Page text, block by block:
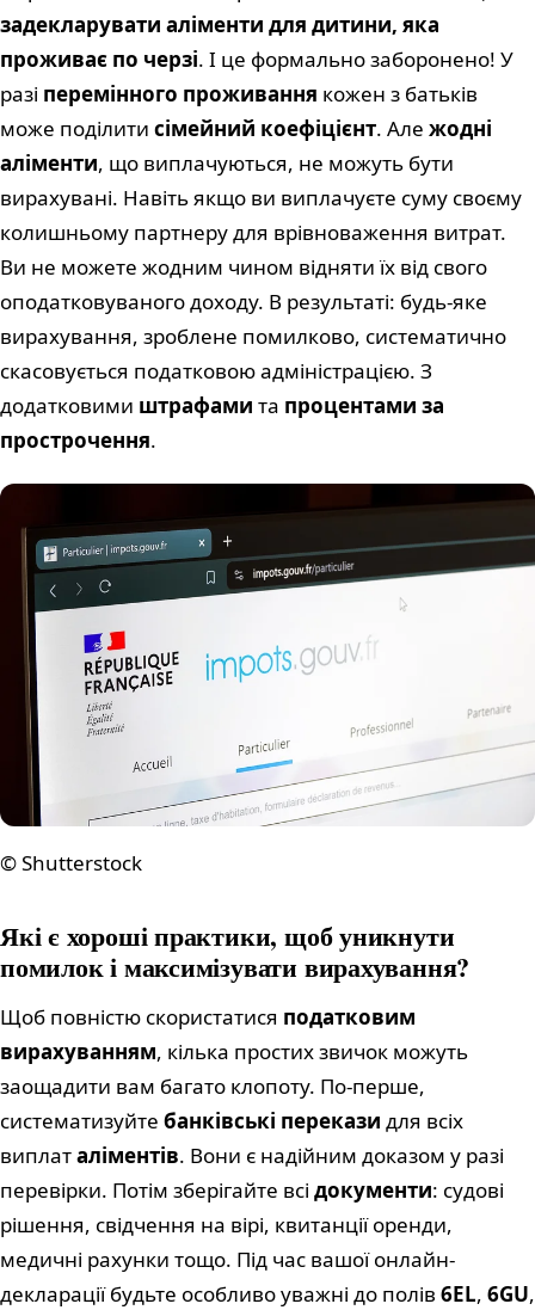
задекларувати аліменти для дитини, яка
проживає по черзі. І це формально заборонено! У
разі перемінного проживання кожен з батьків
може поділити сімейний коефіцієнт. Але жодні
аліменти, що виплачуються, не можуть бути
вирахувані. Навіть якщо ви виплачуєте суму своєму
колишньому партнеру для врівноваження витрат.
Ви не можете жодним чином відняти їх від свого
оподатковуваного доходу. В результаті: будь-яке
вирахування, зроблене помилково, систематично
скасовується податковою адміністрацією. З
додатковими штрафами та процентами за
прострочення.
© Shutterstock
Які є хороші практики, щоб уникнути
помилок і максимізувати вирахування?
Щоб повністю скористатися податковим
вирахуванням, кілька простих звичок можуть
заощадити вам багато клопоту. По-перше,
систематизуйте банківські перекази для всіх
виплаталіментів. Вони є надійним доказом у разі
перевірки. Потім зберігайте всі документи: судові
рішення, свідчення на вірі, квитанції оренди,
медичні рахунки тощо. Під час вашої онлайн-
декларації будьте особливо уважні до полів 6EL, 6GU,